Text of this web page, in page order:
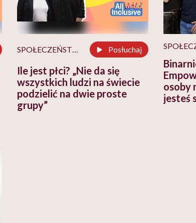
SPOŁECZEŃSTWO Posłuchaj
Ile jest płci? „Nie da się
wszystkich ludzi na świecie
podzielić na dwie proste
grupy”
osoby
jesteś